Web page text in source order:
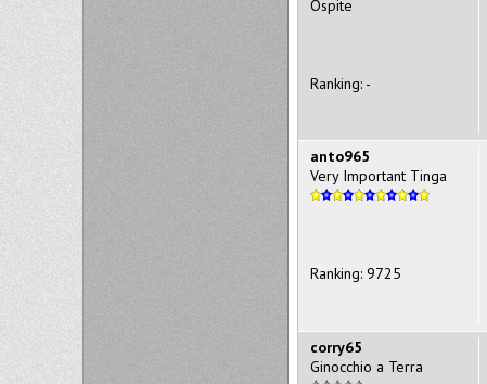
Ospite
Ranking: -
anto965
Very Important Tinga
Ranking: 9725
corry65
Ginocchio a Terra